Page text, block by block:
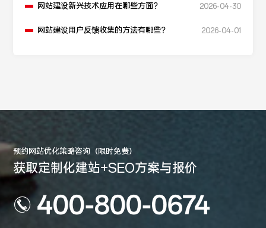
网站建设新兴技术应用在哪些方面？ 2026-04-30
网站建设用户反馈收集的方法有哪些？ 2026-04-01
预约网站优化策略咨询（限时免费）
获取定制化建站+SEO方案与报价
400-800-0674